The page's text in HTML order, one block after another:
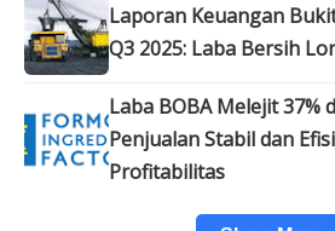
Laporan Keuangan
Q3 2025: Laba Bersih
Laba BOBA Melejit 37%
Penjualan Stabil dan
Profitabilitas